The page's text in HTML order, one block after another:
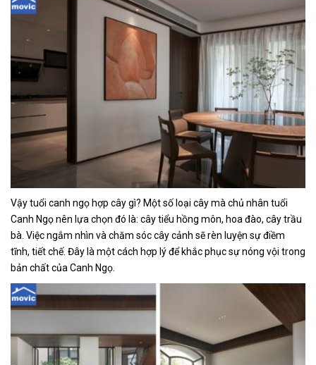
Vậy tuổi canh ngọ hợp cây gì? Một số loại cây mà chủ nhân tuổi
Canh Ngọ nên lựa chọn đó là: cây tiểu hồng môn, hoa đào, cây trầu
bà. Việc ngắm nhìn và chăm sóc cây cảnh sẽ rèn luyện sự điềm
tĩnh, tiết chế. Đây là một cách hợp lý để khắc phục sự nóng vội trong
bản chất của Canh Ngọ.